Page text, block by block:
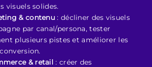
visuels solides.
& contenu : décliner des visuels
par canal/persona, tester
plusieurs pistes et améliorer les
& retail : créer des